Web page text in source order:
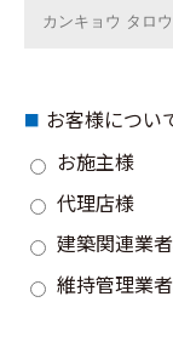
お客様につい
お施主様
代理店様
建築関連業
維持管理業